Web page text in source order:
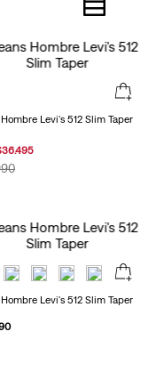
Levi's 512 Slim Taper
36.495
Levi's 512 Slim Taper